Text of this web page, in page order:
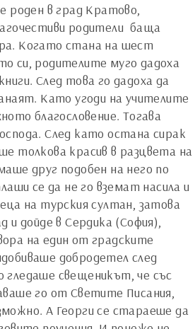
роден в град Кратово,
родители ­ баща
Когато стана на шест
си, родителите муго дадоха
След това го дадоха да
Като угоди на учителите
благословение. Тогава
След като остана сирак
толкова красив в разцвета на
друг подобен на него по
се да не го вземат насила и
на турския султан, затова
и дойде в Сердика (София),
на един от градските
добродетел след
свещеникът, че със
го от Светите Писания,
А Георги се стараеше да